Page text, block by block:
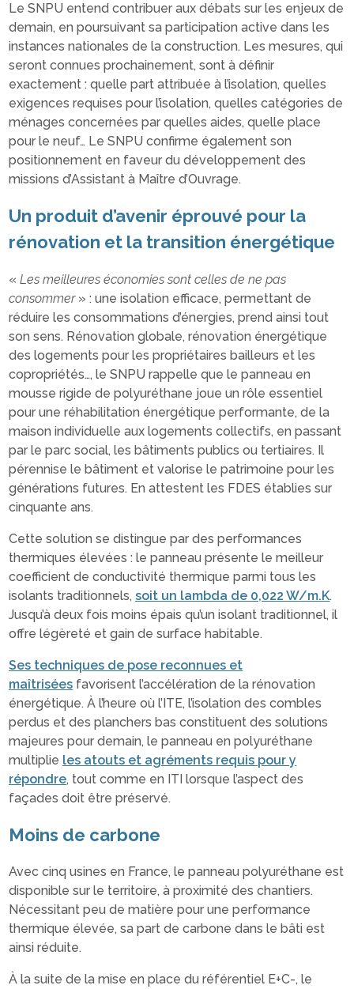
Le SNPU entend contribuer aux débats sur les enjeux de
demain, en poursuivant sa participation active dans les
instances nationales de la construction. Les mesures, qui
seront connues prochainement, sont à définir
exactement : quelle part attribuée à l’isolation, quelles
exigences requises pour l’isolation, quelles catégories de
ménages concernées par quelles aides, quelle place
pour le neuf… Le SNPU confirme également son
positionnement en faveur du développement des
missions d’Assistant à Maître d’Ouvrage.
Un produit d’avenir éprouvé pour la
rénovation et la transition énergétique
«Les meilleures économies sont celles de ne pas
consommer» : une isolation efficace, permettant de
réduire les consommations d’énergies, prend ainsi tout
son sens. Rénovation globale, rénovation énergétique
des logements pour les propriétaires bailleurs et les
copropriétés…, le SNPU rappelle que le panneau en
mousse rigide de polyuréthane joue un rôle essentiel
pour une réhabilitation énergétique performante, de la
maison individuelle aux logements collectifs, en passant
par le parc social, les bâtiments publics ou tertiaires. Il
pérennise le bâtiment et valorise le patrimoine pour les
générations futures. En attestent les FDES établies sur
cinquante ans.
Cette solution se distingue par des performances
thermiques élevées : le panneau présente le meilleur
coefficient de conductivité thermique parmi tous les
isolants traditionnels,soit un lambda de 0,022 W/m.K.
Jusqu’à deux fois moins épais qu’un isolant traditionnel, il
offre légèreté et gain de surface habitable.
Ses techniques de pose reconnues et
maîtrisées favorisent l’accélération de la rénovation
énergétique. À l’heure où l’ITE, l’isolation des combles
perdus et des planchers bas constituent des solutions
majeures pour demain, le panneau en polyuréthane
multiplie les atouts et agréments requis pour y
répondre, tout comme en ITI lorsque l’aspect des
façades doit être préservé.
Moins de carbone
Avec cinq usines en France, le panneau polyuréthane est
disponible sur le territoire, à proximité des chantiers.
Nécessitant peu de matière pour une performance
thermique élevée, sa part de carbone dans le bâti est
ainsi réduite.
À la suite de la mise en place du référentiel E+C-, le